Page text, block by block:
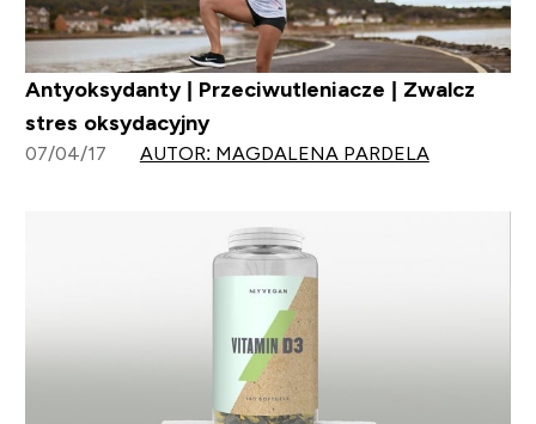
Antyoksydanty | Przeciwutleniacze | Zwalcz
stres oksydacyjny
07/04/17 AUTOR: MAGDALENA PARDELA